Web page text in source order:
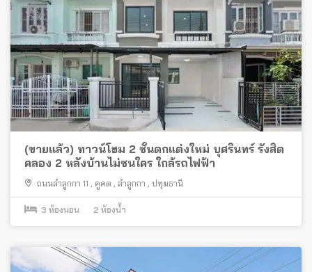
(ขายแล้ว) ทาวน์โฮม 2 ชั้นตกแต่งใหม่ บุศรินทร์ รังสิต
คลอง 2 หลังบ้านไม่ชนใคร ใกล้รถไฟฟ้า
ถนนลำลูกกา 11 , คูคต , ลำลูกกา , ปทุมธานี
3 ห้องนอน 2 ห้องน้ำ